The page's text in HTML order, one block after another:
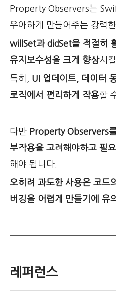
Property Observers는
우아하게 만들어주는 강력
willSet과 didSet을 적절히
유지보수성을 크게 향상시
특히, UI 업데이트, 데이터
로직에서 편리하게 작용할
다만 Property Observers
부작용을 고려해야하고 필
해야 됩니다.
오히려 과도한 사용은 코드
버깅을 어렵게 만들기에 유의
레퍼런스